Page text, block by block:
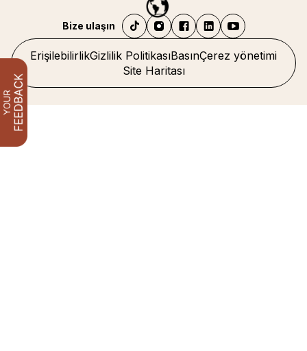
ErişilebilirlikGizlilik PolitikasıBasınÇerez yönetimi
Site Haritası
Bize ulaşın